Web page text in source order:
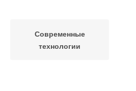
Современные
технологии